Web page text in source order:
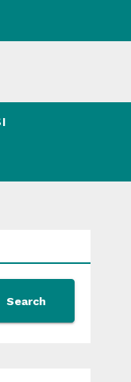
Search